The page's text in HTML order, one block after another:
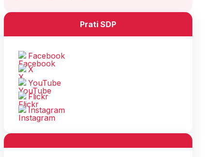
Prati SDP
Facebook
X
YouTube
Flickr
Instagram